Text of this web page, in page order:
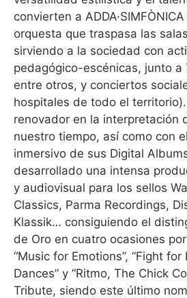
convierten a
orquesta que traspasa las
sirviendo a la sociedad con
pedagógico-escénicas, junto a
entre otros, y conciertos
hospitales de todo el
renovador en la interpretación
nuestro tiempo, así como con
inmersivo de sus Digital
desarrollado una intensa
y audiovisual para los sellos
Classics, Parma Recordings,
Klassik… consiguiendo el
de Oro en cuatro ocasiones
“Music for Emotions”, “Fight for
Dances” y “Ritmo, The Chick
Tribute, siendo este último